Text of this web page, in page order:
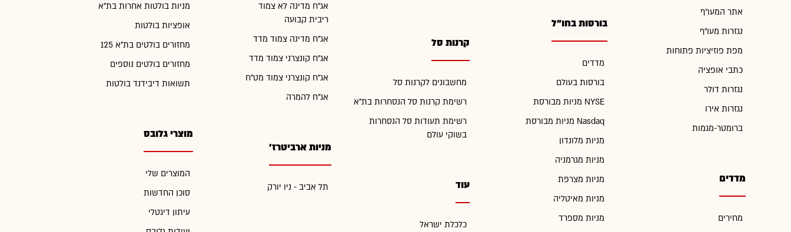
אתר המעו"ף
נגזרות מעו"ף
מפת פוזיציות פתוחות
כתבי אופציה
נגזרות דולר
נגזרות אירו
ברומטר-מגמות
מדדים
מחירים
בורסות בחו"ל
מדדים
בורסות בעולם
מניות מבורסת NYSE
מניות מבורסת Nasdaq
מניות מלונדון
מניות מגרמניה
מניות מצרפת
מניות מאיטליה
מניות מספרד
קרנות סל
מחשבונים לקרנות סל
רשימת קרנות סל הנסחרות בת"א
רשימת תעודות סל הנסחרות
בשוקי עולם
עוד
כלכלת ישראל
אג"ח מדינה לא צמוד
ריבית קבועה
אג"ח מדינה צמוד מדד
אג"ח קונצרני צמוד מדד
אג"ח קונצרני צמוד מט"ח
אג"ח להמרה
מניות ארביטרז'
תל אביב - ניו יורק
מניות בולטות אחרות בת"א
אופציות בולטות
מחזורים בולטים בת"א 125
מחזורים בולטים נוספים
תשואות דיבידנד בולטות
מוצרי גלובס
המוצרים שלי
סוכן החדשות
עיתון דיגטלי